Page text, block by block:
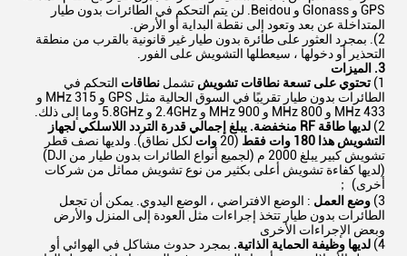
GPS و Glonass و Beidou. لن يتم التحكم في الطائرات بدون طيار
المتداخلة عن بعد وتعود إلى نقطة البداية أو الأرض.
2). بمجرد العثور على طائرة بدون طيار غير قانونية بالقرب من منطقة
التحذير أو دخولها ، سيعطلها التشويش على الفور.
3. الميزات
1) تحتوي على تسعة نطاقات تشويش تشمل نطاقات التحكم في
الطائرات بدون طيار تقريبًا في السوق الحالية مثل GPS و 315 MHz و
433 MHz و 800 MHz و 900 MHz و 2.4GHz و 5.8GHz وما إلى ذلك.
2) لديها طاقة RF منخفضة.
يبلغ إجمالي قدرة التردد اللاسلكي لجهاز
التشويش هذا 180 وات فقط
(20 وات لكل نطاق). ولديها نصف قطر
تشويش كبير يبلغ 2000 م (لجميع أنواع الطائرات بدون طيار من DJI)
(لديها كفاءة تشويش أعلى بكثير من نوع تشويش مماثل من شركات
أخرى) ；
3) وضع العمل : الوضع الافتراضي ، الوضع اليدوي. يمكن أن تجعل
الطائرات بدون طيار تتخذ إجراءات مثل العودة إلى المنزل والأرض
وبعض الإجراءات الأخرى
4) لديها وظيفة الحماية الذاتية. بمجرد حدوث مشاكل في الهوائي أو